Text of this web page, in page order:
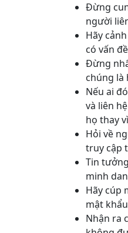
Đừng
người
Hãy
có vấn
Đừng
chúng là
Nếu ai
và liên
họ thay
Hỏi về
truy cập
Tin
minh
Hãy cúp
mật
Nhận ra